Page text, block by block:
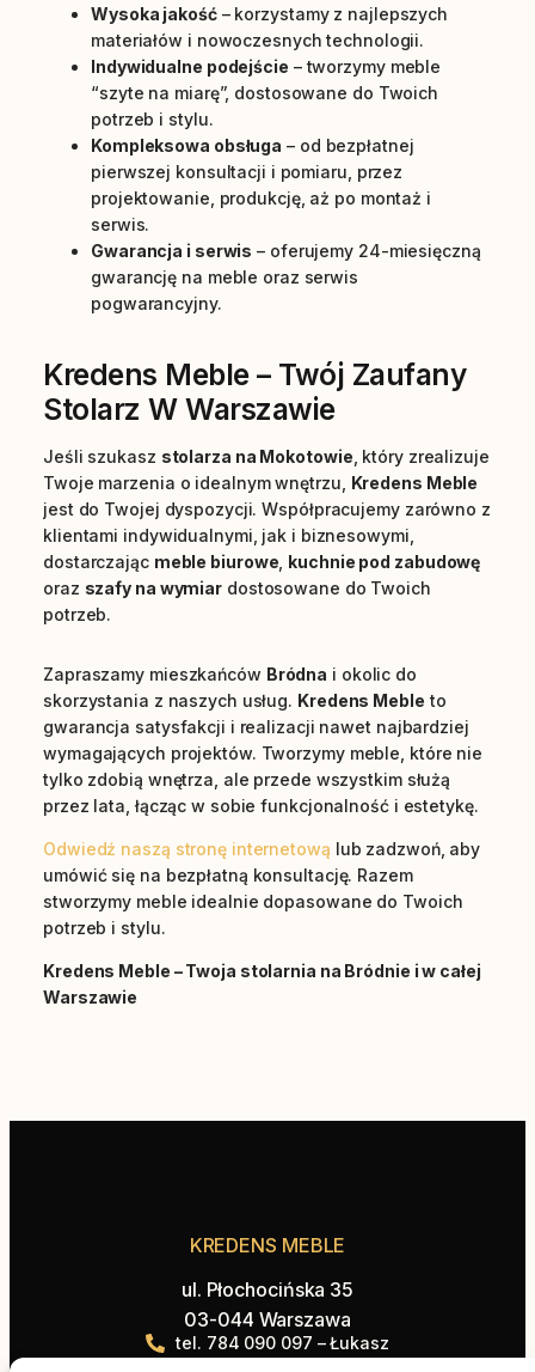
Wysoka jakość– korzystamy z najlepszych
materiałów i nowoczesnych technologii.
Indywidualne podejście – tworzymy meble
“szyte na miarę”, dostosowane do Twoich
potrzeb i stylu.
Kompleksowa obsługa – od bezpłatnej
pierwszej konsultacji i pomiaru, przez
projektowanie, produkcję, aż po montaż i
serwis.
Gwarancja i serwis – oferujemy 24-miesięczną
gwarancję na meble oraz serwis
pogwarancyjny.
Kredens Meble – Twój Zaufany
Stolarz W Warszawie
Jeśli szukasz stolarza na Mokotowie , który zrealizuje
Twoje marzenia o idealnym wnętrzu, Kredens Meble
jest do Twojej dyspozycji. Współpracujemy zarówno z
klientami indywidualnymi, jak i biznesowymi,
dostarczając meble biurowe kuchnie pod zabudowę
oraz szafy na wymiar dostosowane do Twoich
potrzeb.
Zapraszamy mieszkańców Bródna i okolic do
skorzystania z naszych usług. Kredens Meble to
gwarancja satysfakcji i realizacji nawet najbardziej
wymagających projektów. Tworzymy meble, które nie
tylko zdobią wnętrza, ale przede wszystkim służą
przez lata, łącząc w sobie funkcjonalność i estetykę.
Odwiedź naszą stronę internetową lub zadzwoń, aby
umówić się na bezpłatną konsultację. Razem
stworzymy meble idealnie dopasowane do Twoich
potrzeb i stylu.
Kredens Meble – Twoja stolarnia na Bródnie i w całej
Warszawie
KREDENS MEBLE
ul. Płochocińska 35
03-044 Warszawa
tel. 784 090 097 – Łukasz